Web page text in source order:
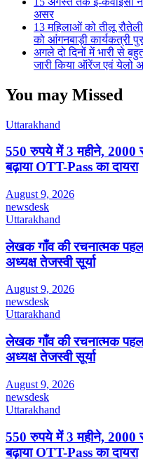
असर
13 महिलाओं को तीलू
को आंगनबाड़ी कार्यकत्री
अगले दो दिनों में भारी से
जारी किया ऑरेंज एवं येलो
You may Missed
Uttarakhand
550 रुपये में 3 महीने, 2000
बढ़ाया OTT-Pass का दायरा
August 9, 2026
newsdesk
Uttarakhand
लेखक गाँव की रचनात्मक पहल
अध्यक्ष तेजस्वी सूर्या
August 9, 2026
newsdesk
Uttarakhand
लेखक गाँव की रचनात्मक पहल
अध्यक्ष तेजस्वी सूर्या
August 9, 2026
newsdesk
Uttarakhand
550 रुपये में 3 महीने, 2000
बढ़ाया OTT-Pass का दायरा